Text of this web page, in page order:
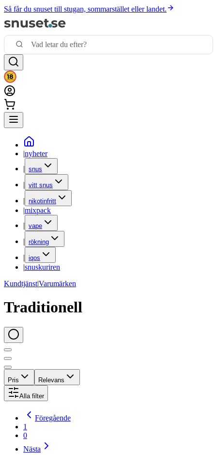
Så får du snuset till stugan, sommarstället eller landet.
|nyheter
| snus
| vitt snus
| nikotinfritt
|mixpack
| vape
| rökning
| iqos
|snuskuriren
Kundtjänst|Varumärken
Traditionell
Pris Relevans
Alla filter
Föregående
1
0
Nästa